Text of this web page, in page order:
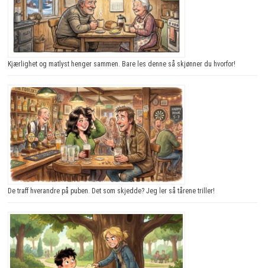
Kjærlighet og matlyst henger sammen. Bare les denne så skjønner du hvorfor!
De traff hverandre på puben. Det som skjedde? Jeg ler så tårene triller!